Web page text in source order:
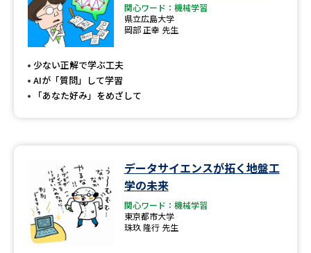
関心ワード：機械学習
県立広島大学
岡部 正幸 先生
少ない正解で学ぶ工夫
AIが「質問」して学習
「あなた好み」をめざして
データサイエンスが拓く地盤工
学の未来
関心ワード：機械学習
東京都市大学
珠玖 隆行 先生